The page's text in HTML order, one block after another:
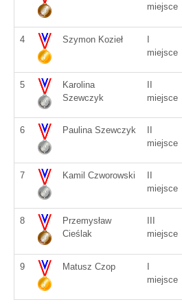
miejsce
4 Szymon Kozieł
miejsce
5
Karolina
Szewczyk
miejsce
6 Paulina Szewczyk
miejsce
7 Kamil Czworowski
miejsce
8
Przemysław
Cieślak
miejsce
9 Matusz Czop
miejsce